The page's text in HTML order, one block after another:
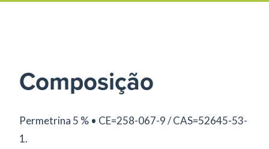
Composição
Permetrina 5 % • CE=258-067-9 / CAS=52645-53-
1.